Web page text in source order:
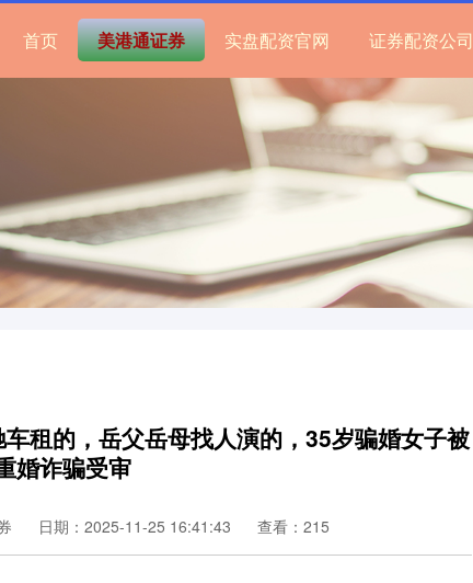
首页 美港通证券 实盘配资官网 证券配资公司
租的，岳父岳母找人演的，35岁骗婚女子被
婚诈骗受审
日期：2025-11-25 16:41:43 查看：215